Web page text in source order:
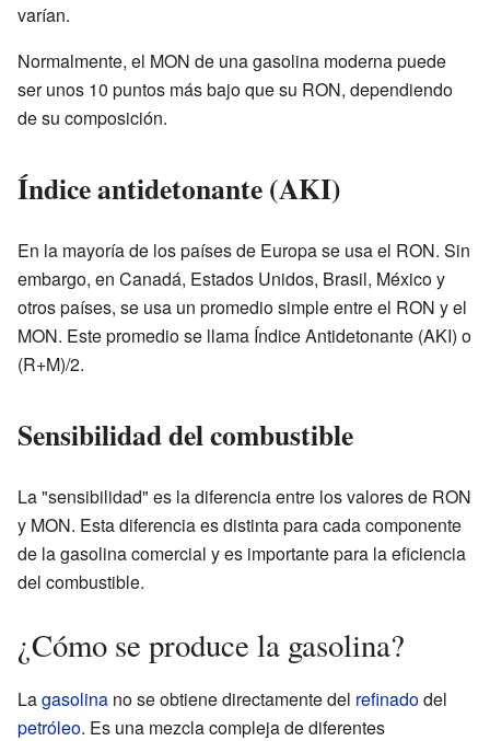
varían.
Normalmente, el MON de una gasolina moderna puede
ser unos 10 puntos más bajo que su RON, dependiendo
de su composición.
Índice antidetonante (AKI)
En la mayoría de los países de Europa se usa el RON. Sin
embargo, en Canadá, Estados Unidos, Brasil, México y
otros países, se usa un promedio simple entre el RON y el
MON. Este promedio se llama Índice Antidetonante (AKI) o
(R+M)/2.
Sensibilidad del combustible
La "sensibilidad" es la diferencia entre los valores de RON
y MON. Esta diferencia es distinta para cada componente
de la gasolina comercial y es importante para la eficiencia
del combustible.
¿Cómo se produce la gasolina?
Lagasolina no se obtiene directamente del refinadodel
petróleo. Es una mezcla compleja de diferentes